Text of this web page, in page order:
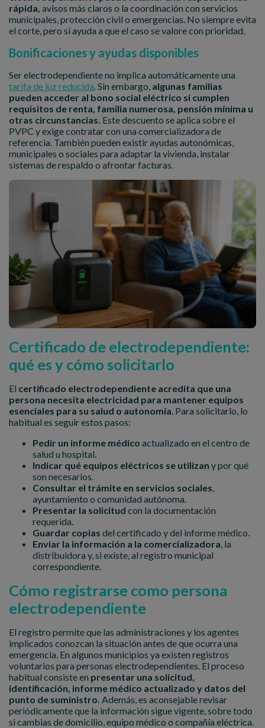
rápida, avisos más claros o la coordinación con servicios
municipales, protección civil o emergencias. No siempre evita
el corte, pero sí ayuda a que el caso se valore con prioridad.
Bonificaciones y ayudas disponibles
Ser electrodependiente no implica automáticamente una
tarifa de luz reducida . Sin embargo, algunas familias
pueden acceder al bono social eléctrico si cumplen
requisitos de renta, familia numerosa, pensión mínima u
otras circunstancias. Este descuento se aplica sobre el
PVPC y exige contratar con una comercializadora de
referencia. También pueden existir ayudas autonómicas,
municipales o sociales para adaptar la vivienda, instalar
sistemas de respaldo o afrontar facturas.
Certificado de electrodependiente:
qué es y cómo solicitarlo
El certificado electrodependiente acredita que una
persona necesita electricidad para mantener equipos
esenciales para su salud o autonomía . Para solicitarlo, lo
habitual es seguir estos pasos:
Pedir un informe médico actualizado en el centro de
salud u hospital.
Indicar qué equipos eléctricos se utilizan y por qué
son necesarios.
Consultar el trámite en servicios sociales
ayuntamiento o comunidad autónoma.
Presentar la solicitud con la documentación
requerida.
Guardar copias del certificado y del informe médico.
Enviar la información a la comercializadora , la
distribuidora y, si existe, al registro municipal
correspondiente.
Cómo registrarse como persona
electrodependiente
El registro permite que las administraciones y los agentes
implicados conozcan la situación antes de que ocurra una
emergencia. En algunos municipios ya existen registros
voluntarios para personas electrodependientes. El proceso
habitual consiste en presentar una solicitud,
identificación, informe médico actualizado y datos del
punto de suministro. Además, es aconsejable revisar
periódicamente que la información sigue vigente, sobre todo
si cambias de domicilio, equipo médico o compañía eléctrica.